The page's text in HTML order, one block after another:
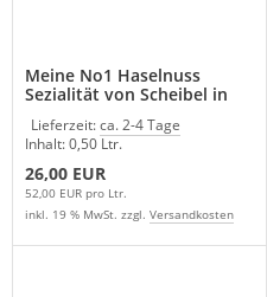
Meine No1 Haselnuss
Sezialität von Scheibel in
Lieferzeit:ca. 2-4 Tage
Inhalt: 0,50 Ltr.
26,00 EUR
52,00 EUR pro Ltr.
inkl. 19 % MwSt. zzgl. Versandkosten